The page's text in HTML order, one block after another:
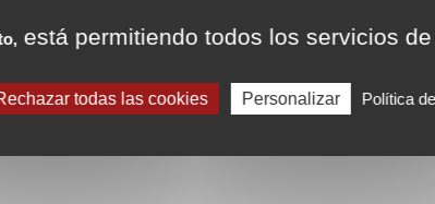
está permitiendo todos los servicios
todas las cookies Personalizar Política
: baño de agua/líquido
: 14 [l]